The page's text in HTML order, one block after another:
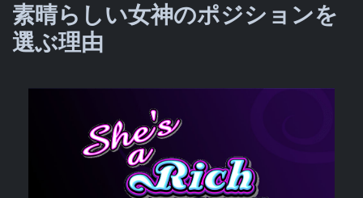
素晴らしい女神のポジションを
選ぶ理由